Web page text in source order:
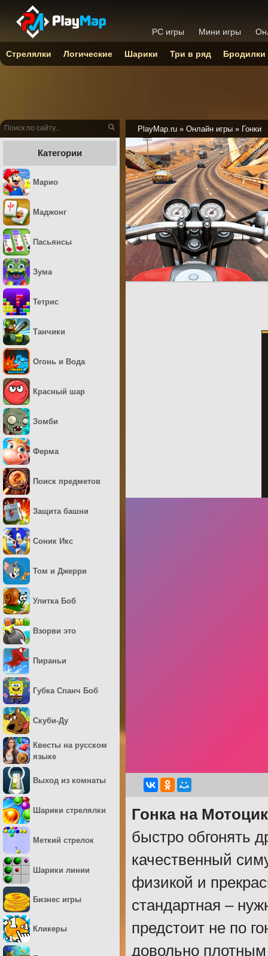
PlayMap.ru » Онлайн игры » Гонки
Гонка на
быстро обгонять
качественный
физикой и
стандартная –
предстоит не по
довольно
Категории
Марио
Маджонг
Пасьянсы
Зума
Тетрис
Танчики
Огонь и Вода
Красный шар
Зомби
Ферма
Поиск предметов
Защита башни
Соник Икс
Том и Джерри
Улитка Боб
Взорви это
Пираньи
Губка Спанч Боб
Скуби-Ду
Квесты на русском
языке
Выход из комнаты
Шарики стрелялки
Меткий стрелок
Шарики линии
Бизнес игры
Кликеры
PC игры Мини игры
Стрелялки Логические Шарики Три в ряд Бродилки